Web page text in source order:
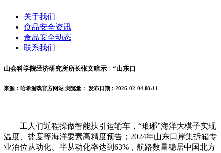
关于我们
食品安全资讯
食品安全动态
联系我们
山会科学院经济研究所所长张文暗示：“山东口
来源：哈希游戏官方网站 浏览量： 发布日期：2026-02-04 08:11
工人们近程操做智能扶引运输车，“琅琊”海洋大模子实现
温度、盐度等海洋要素高精度预告；2024年山东口岸集拆箱专
业泊位从动化、半从动化率达到63%，航路数量稳居中国北方